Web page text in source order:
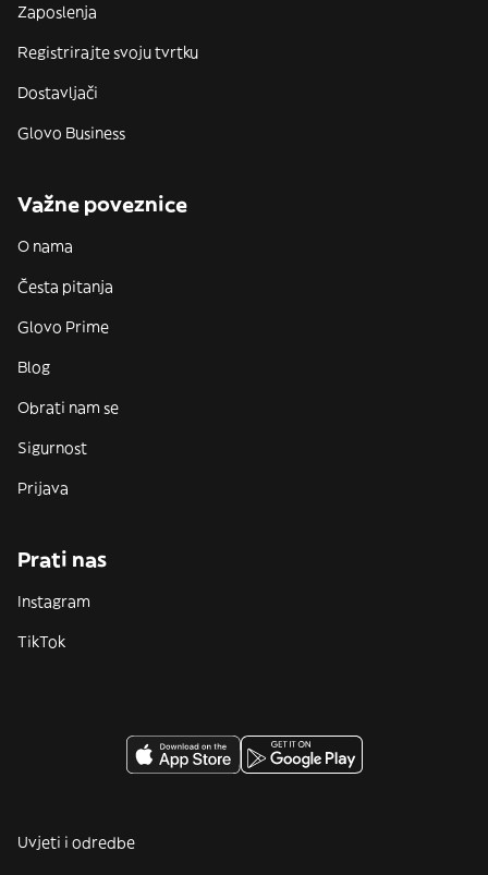
Zaposlenja
Registrirajte svoju tvrtku
Dostavljači
Glovo Business
Važne poveznice
O nama
Česta pitanja
Glovo Prime
Blog
Obrati nam se
Sigurnost
Prijava
Prati nas
Instagram
TikTok
Uvjeti i odredbe